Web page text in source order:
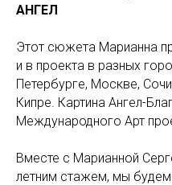
АНГЕЛ
Этот сюжета Марианна
и в проекта в разных
Петербурге, Москве,
Кипре. Картина Ангел-
Международного Арт
Вместе с Марианной
летним стажем, мы будем